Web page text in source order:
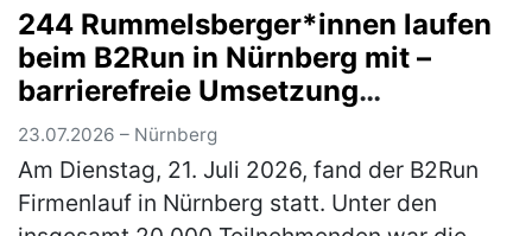
Mineralwassermarke „Elisabethen Quelle“ das
begehrte…(mehr)
244 Rummelsberger*innen laufen
beim B2Run in Nürnberg mit –
barrierefreie Umsetzung
ermöglichte Rollstuhlfahrer*innen
Teilnahme am Firmenlauf
23.07.2026 – Nürnberg
Am Dienstag, 21. Juli 2026, fand der B2Run
Firmenlauf in Nürnberg statt. Unter den